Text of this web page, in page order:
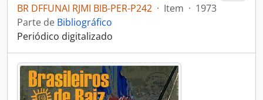
BR DFFUNAI RJMI BIB-PER-P242 · Item · 1973
Parte de Bibliográfico
Periódico digitalizado